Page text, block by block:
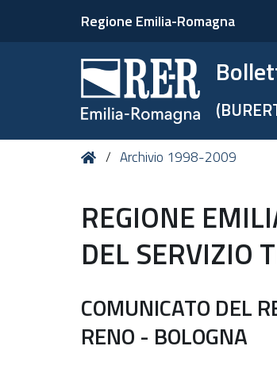
Regione Emilia-Romagna
Tu HomeArchivio 1998-2009
REGIONE
DEL SERVIZIO
COMUNICATO DEL
RENO - BOLOGNA